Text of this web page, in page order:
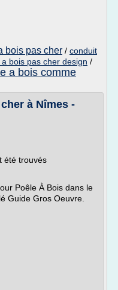
bois pas cher / conduit
a bois pas cher design /
a bois comme
à Nîmes -
été trouvés
Poêle À Bois dans le
Guide Gros Oeuvre.